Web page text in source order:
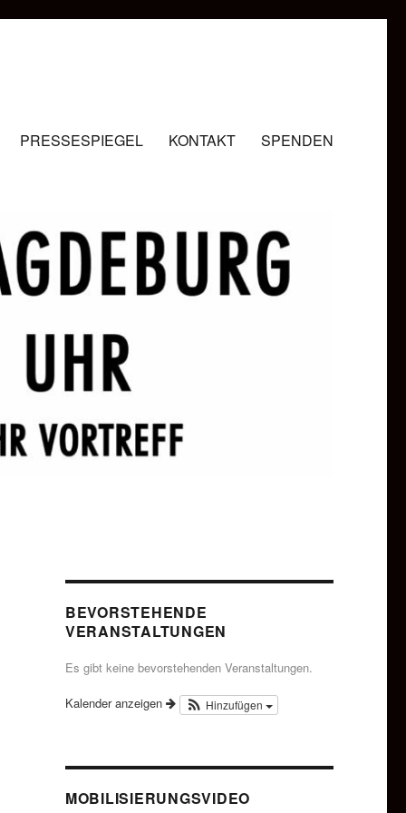
PRESSESPIEGEL KONTAKT SPENDEN
BEVORSTEHENDE
VERANSTALTUNGEN
Es gibt keine bevorstehenden Veranstaltungen.
Kalender anzeigen Hinzufügen
MOBILISIERUNGSVIDEO